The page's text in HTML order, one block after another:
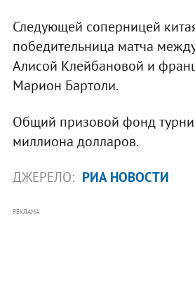
Следующей соперницей
победительница матча
Алисой Клейбановой и
Марион Бартоли.
Общий призовой фонд
миллиона долларов.
ДЖЕРЕЛО: РИА НОВОСТИ
РЕКЛАМА